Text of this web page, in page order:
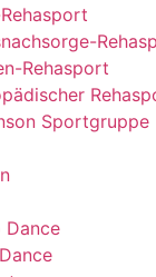
Rehasport
Sportgruppe
Dance